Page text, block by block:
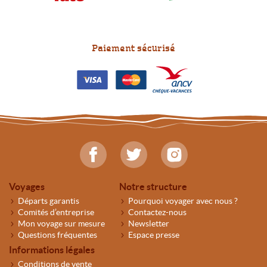
Paiement sécurisé
Voyages
Départs garantis
Comités d’entreprise
Mon voyage sur mesure
Questions fréquentes
Notre structure
Pourquoi voyager avec nous ?
Contactez-nous
Newsletter
Espace presse
Informations légales
Conditions de vente